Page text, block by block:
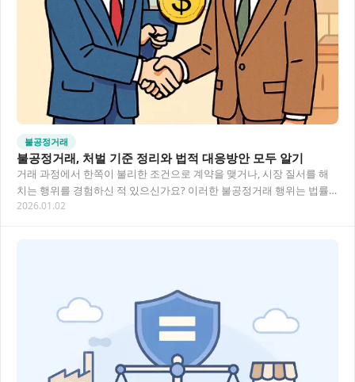
불공정거래
불공정거래, 처벌 기준 정리와 법적 대응방안 모두 알기
거래 과정에서 한쪽이 불리한 조건으로 계약을 맺거나, 시장 질서를 해
치는 행위를 경험하신 적 있으신가요? 이러한 불공정거래 행위는 법률
에 따라 엄격히 규제됩니다. 이 글에서는 불공…
2026.01.02